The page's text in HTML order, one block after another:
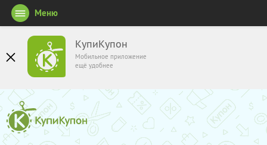
КупиКупон
Мобильное приложение
ещё удобнее
Меню